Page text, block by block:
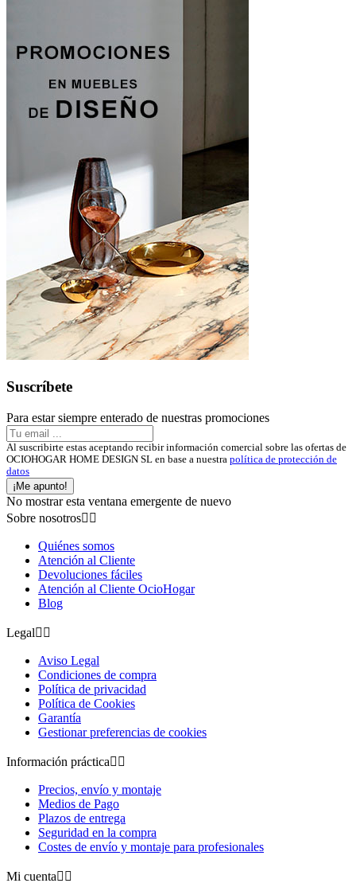
Suscríbete
Para estar siempre enterado de nuestras promociones
Al suscribirte estas aceptando recibir información comercial sobre las ofertas de
OCIOHOGAR HOME DESIGN SL en base a nuestra política de protección de
datos
¡Me apunto!
No mostrar esta ventana emergente de nuevo
Sobre nosotros 
Quiénes somos
Atención al Cliente
Devoluciones fáciles
Atención al Cliente OcioHogar
Blog
Legal 
Aviso Legal
Condiciones de compra
Política de privacidad
Política de Cookies
Garantía
Gestionar preferencias de cookies
Información práctica 
Precios, envío y montaje
Medios de Pago
Plazos de entrega
Seguridad en la compra
Costes de envío y montaje para profesionales
Mi cuenta 